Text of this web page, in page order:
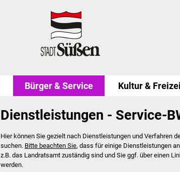
Bürger & Service Kultur &
Dienstleistungen - Service-
Hier können Sie gezielt nach Dienstleistungen und Verfahren
suchen. Bitte beachten Sie, dass für einige Dienstleistungen
z.B. das Landratsamt zuständig sind und Sie ggf. über einen
werden.